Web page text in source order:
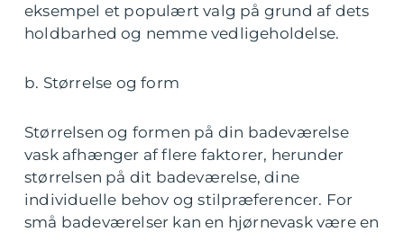
eksempel et populært valg på grund af dets
holdbarhed og nemme vedligeholdelse.
b. Størrelse og form
Størrelsen og formen på din badeværelse
vask afhænger af flere faktorer, herunder
størrelsen på dit badeværelse, dine
individuelle behov og stilpræferencer. For
små badeværelser kan en hjørnevask være en